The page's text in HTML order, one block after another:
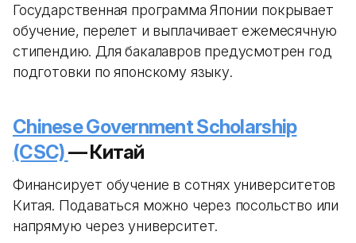
Государственная программа Японии покрывает
обучение, перелет и выплачивает ежемесячную
стипендию. Для бакалавров предусмотрен год
подготовки по японскому языку.
Chinese Government Scholarship
(CSC)— Китай
Финансирует обучение в сотнях университетов
Китая. Подаваться можно через посольство или
напрямую через университет.